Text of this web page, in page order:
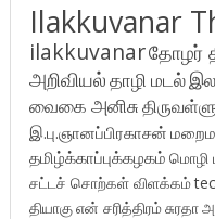
Ilakkuvanar
ilakkuvanarதோழர்
அறிவியல்தாழி மடல்
வைகை அனிசு
இ.பு.ஞானப்பிரகாசன்
தமிழ்க்காப்புக்கழகம்
சட்டச் சொற்கள் விளக்கம்
தியாகுஎன் சரித்திரம்சுரதா